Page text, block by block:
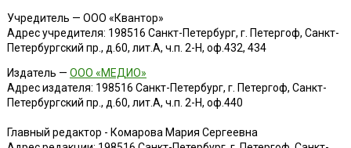
Учредитель — ООО «Квантор»
Адрес учредителя: 198516 Санкт-Петербург, г. Петергоф, Санкт-
Петербургский пр., д.60, лит.А, ч.п. 2-Н, оф.432, 434
Издатель — ООО «МЕДИО»
Адрес издателя: 198516 Санкт-Петербург, г. Петергоф, Санкт-
Петербургский пр., д.60, лит.А, ч.п. 2-Н, оф.440
Главный редактор - Комарова Мария Сергеевна